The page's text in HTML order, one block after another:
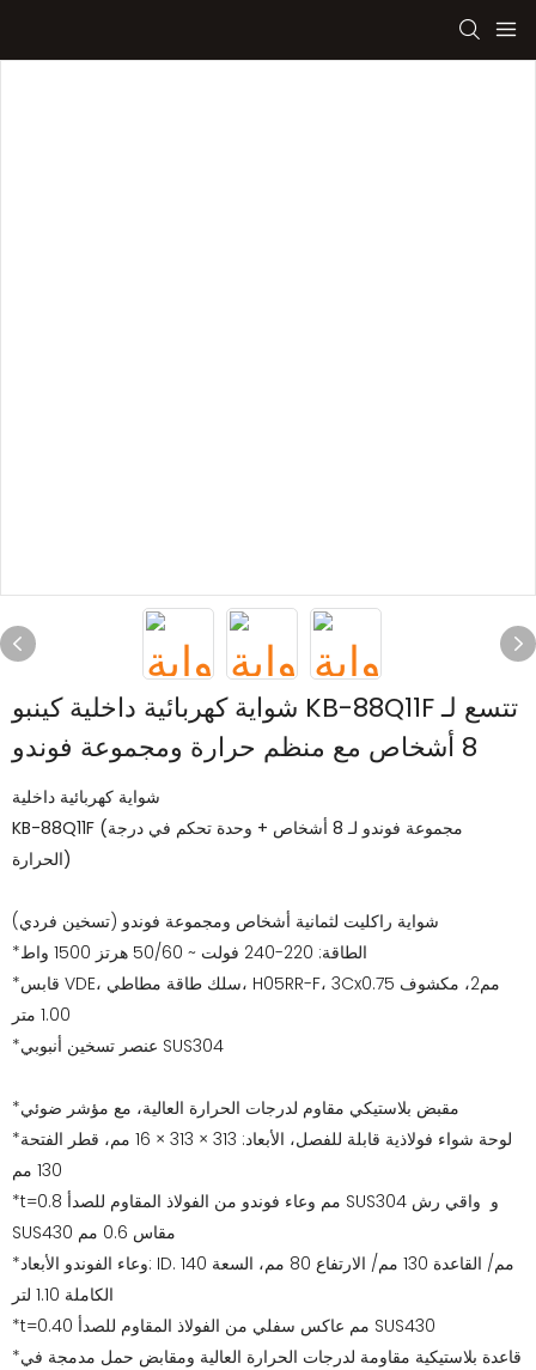
شواية كهربائية داخلية كينبو KB-88Q11F تتسع لـ
8 أشخاص مع منظم حرارة ومجموعة فوندو
شواية كهربائية داخلية
KB-88Q11F (مجموعة فوندو لـ 8 أشخاص + وحدة تحكم في درجة
الحرارة)
شواية راكليت لثمانية أشخاص ومجموعة فوندو (تسخين فردي)
*الطاقة: 220-240 فولت ~ 50/60 هرتز 1500 واط
*قابس VDE، سلك طاقة مطاطي، H05RR-F، 3Cx0.75 مم2، مكشوف
*عنصر تسخين أنبوبي SUS304
*لوحة شواء فولاذية قابلة للفصل، الأبعاد: 313 × 313 × 16 مم، قطر الفتحة
*t=0.8 مم وعاء فوندو من الفولاذ المقاوم للصدأ SUS304 و واقي رش
*وعاء الفوندو الأبعاد: ID. 140 مم/ القاعدة 130 مم/ الارتفاع 80 مم، السعة
الكاملة 1.10 لتر
*t=0.40 مم عاكس سفلي من الفولاذ المقاوم للصدأ SUS430
*قاعدة بلاستيكية مقاومة لدرجات الحرارة العالية ومقابض حمل مدمجة في